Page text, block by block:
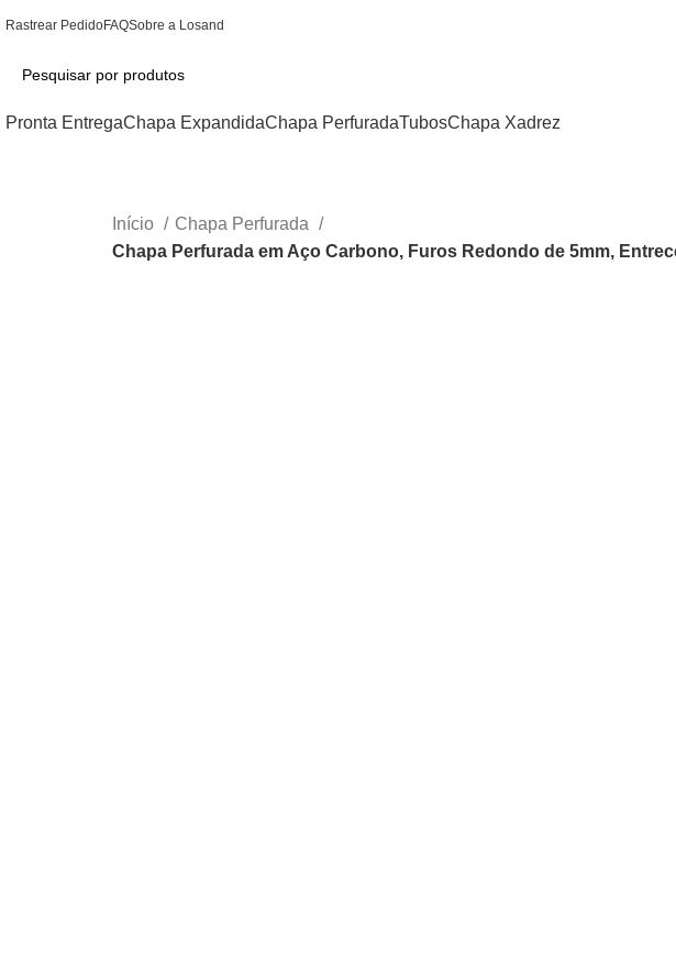
Rastrear PedidoFAQSobre a Losand
Pronta EntregaChapa ExpandidaChapa PerfuradaTubosChapa Xadrez
Início
Chapa Perfurada
Chapa Perfurada em Aço Carbono, Furos Redondo de 5mm,